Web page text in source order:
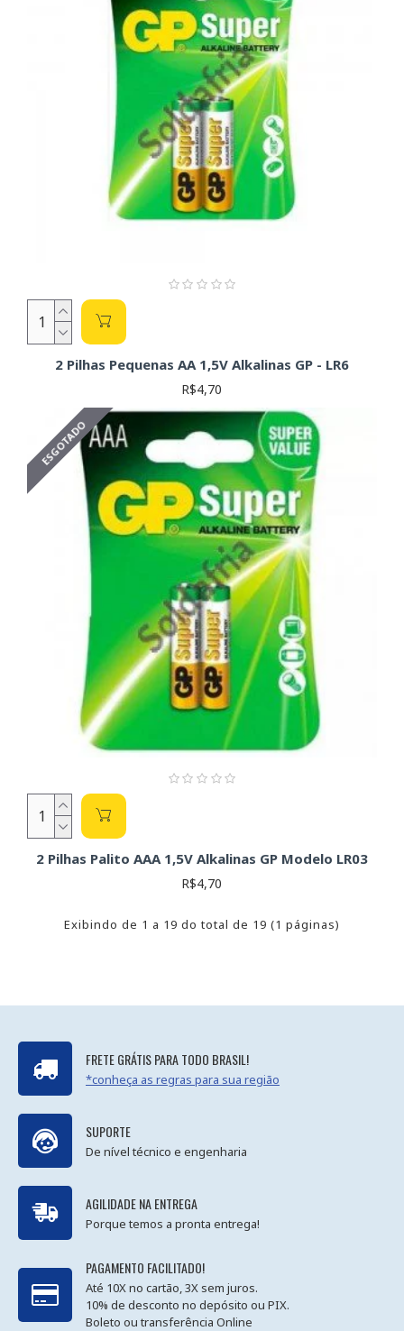
2 Pilhas Pequenas AA 1,5V Alkalinas GP - LR6
R$4,70
ESGOTADO
2 Pilhas Palito AAA 1,5V Alkalinas GP Modelo LR03
R$4,70
Exibindo de 1 a 19 do total de 19 (1 páginas)
FRETE GRÁTIS PARA TODO BRASIL!
*conheça as regras para sua região
SUPORTE
De nível técnico e engenharia
AGILIDADE NA ENTREGA
Porque temos a pronta entrega!
PAGAMENTO FACILITADO!
Até 10X no cartão, 3X sem juros.
10% de desconto no depósito ou PIX.
Boleto ou transferência Online